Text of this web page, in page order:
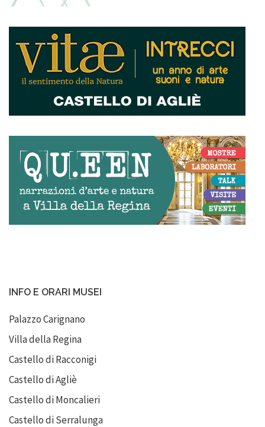
INFO E ORARI MUSEI
Palazzo Carignano
Villa della Regina
Castello di Racconigi
Castello di Agliè
Castello di Moncalieri
Castello di Serralunga